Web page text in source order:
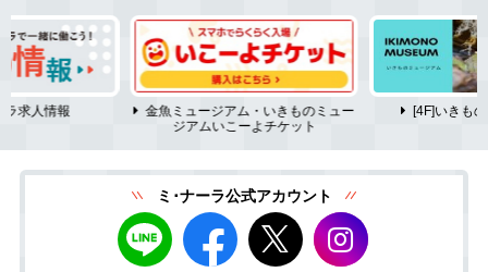
ラ求人情報
金魚ミュージアム・いきものミュー
ジアムいこーよチケット
[4F]いきも
ミ･ナーラ公式アカウント